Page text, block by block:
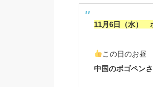
11月6日（水）
この日のお昼
中国のボゴペン